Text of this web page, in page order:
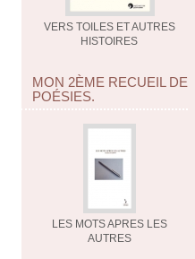
VERS TOILES ET AUTRES
HISTOIRES
MON 2ÈME RECUEIL DE
POÉSIES.
LES MOTS APRES LES
AUTRES